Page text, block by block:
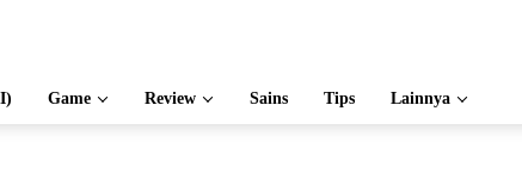
Game Review Sains Tips Lainnya